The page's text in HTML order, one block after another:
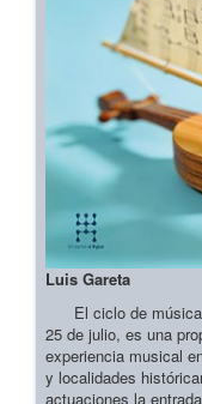
Luis Gareta
El ciclo de música
25 de julio, es una
experiencia musical
y localidades
actuaciones la